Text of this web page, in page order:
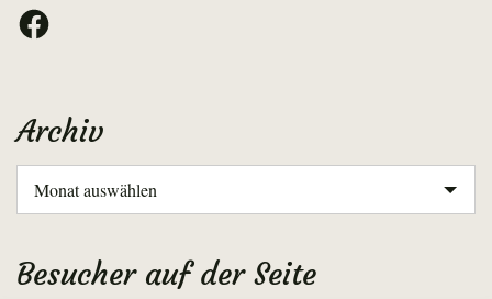
Facebook
Archiv
Archiv
Besucher auf der Seite